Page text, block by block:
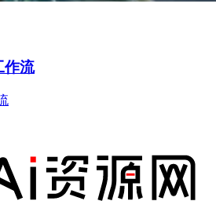
作流